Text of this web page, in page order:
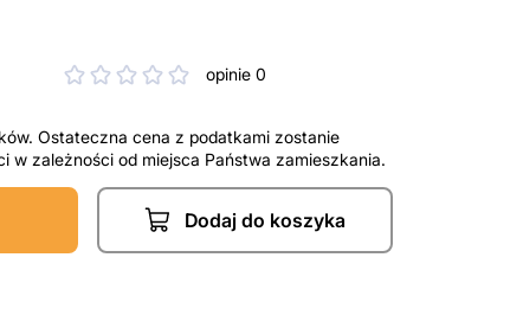
opinie 0
Ostateczna cena z podatkami zostanie
w zależności od miejsca Państwa zamieszkania.
Dodaj do koszyka